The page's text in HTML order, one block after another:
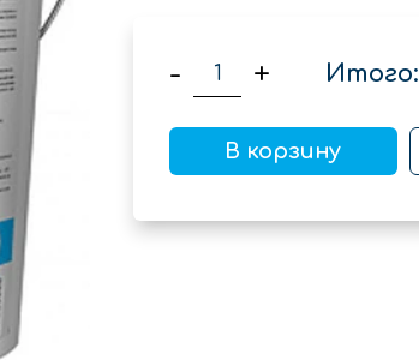
- + Итого:
В корзину